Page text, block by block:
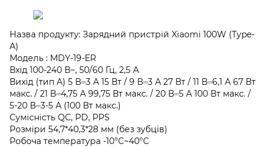
Назва продукту: Зарядний пристрій Xiaomi 100W (Type-
A)
Модель : MDY-19-ER
Вхід 100-240 В~, 50/60 Гц, 2,5 А
Вихід (тип A) 5 В⎓3 А 15 Вт / 9 В⎓3 А 27 Вт / 11 В⎓6,1 А 67 Вт
макс. / 21 В⎓4,75 А 99,75 Вт макс. / 20 В⎓5 А 100 Вт макс. /
5-20 В⎓3-5 А (100 Вт макс.)
Сумісність QC, PD, PPS
Розміри 54,7*40,3*28 мм (без зубців)
Робоча температура -10°C~40°C